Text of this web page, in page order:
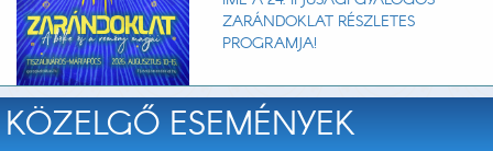
ZARÁNDOKLAT RÉSZLETES
PROGRAMJA!
KÖZELGŐ ESEMÉNYEK